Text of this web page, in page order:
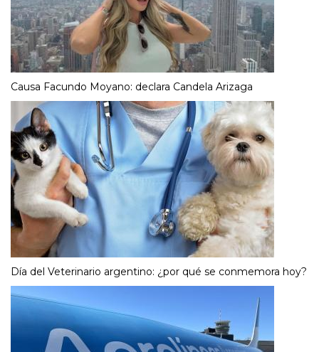
Causa Facundo Moyano: declara Candela Arizaga
Día del Veterinario argentino: ¿por qué se conmemora hoy?